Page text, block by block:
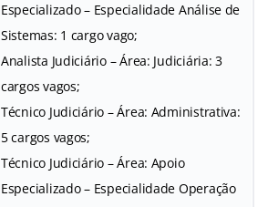
Especializado – Especialidade Análise de
Sistemas: 1 cargo vago;
Analista Judiciário – Área: Judiciária: 3
cargos vagos;
Técnico Judiciário – Área: Administrativa:
5 cargos vagos;
Técnico Judiciário – Área: Apoio
Especializado – Especialidade Operação